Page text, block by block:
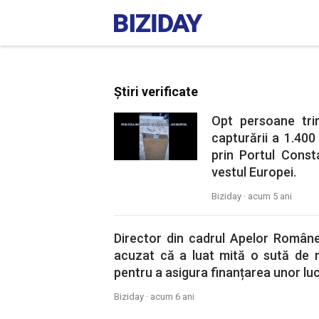
Știri verificate
Opt persoane
capturării a
prin Portul
vestul Europei.
Biziday · acum 5 ani
Director din cadrul Apelor
acuzat că a luat mită o sută de
pentru a asigura finanțarea unor
Biziday · acum 6 ani